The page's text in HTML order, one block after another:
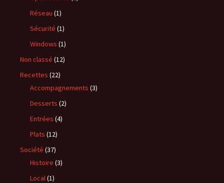
Réseau (1)
Sécurité (1)
Windows (1)
Non classé (12)
Recettes (22)
Accompagnements (3)
Desserts (2)
Entrées (4)
Plats (12)
Société (37)
Histoire (3)
Local (1)